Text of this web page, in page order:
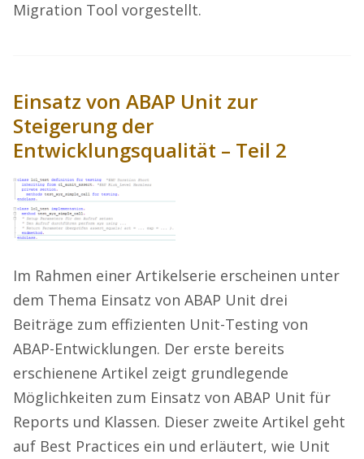
Migration Tool vorgestellt.
Einsatz von ABAP Unit zur
Steigerung der
Entwicklungsqualität – Teil 2
Im Rahmen einer Artikelserie erscheinen unter
dem Thema Einsatz von ABAP Unit drei
Beiträge zum effizienten Unit-Testing von
ABAP-Entwicklungen. Der erste bereits
erschienene Artikel zeigt grundlegende
Möglichkeiten zum Einsatz von ABAP Unit für
Reports und Klassen. Dieser zweite Artikel geht
auf Best Practices ein und erläutert, wie Unit